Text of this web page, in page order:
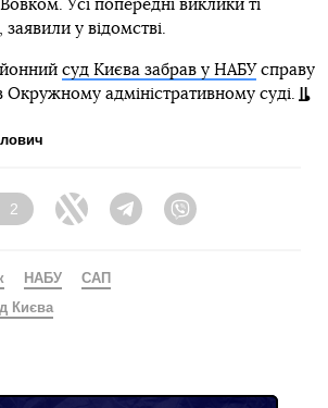
Усі попередні виклики ті
у відомстві.
суд Києва забрав у НАБУсправу
Окружному адміністративному суді.
Facebook
2
Twitter Telegram
НАБУ
САП
Києва